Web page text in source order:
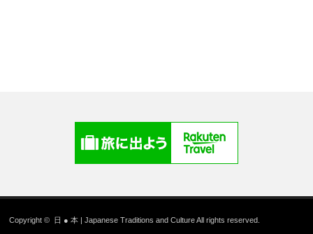
Copyright © 日 ● 本 | Japanese Traditions and CultureAll rights reserved.